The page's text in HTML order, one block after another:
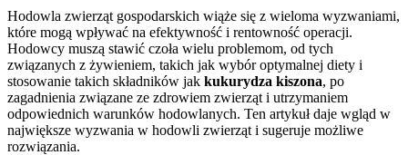
Hodowla zwierząt gospodarskich wiąże się z wieloma wyzwaniami,
które mogą wpływać na efektywność i rentowność operacji.
Hodowcy muszą stawić czoła wielu problemom, od tych
związanych z żywieniem, takich jak wybór optymalnej diety i
stosowanie takich składników jak kukurydza kiszona, po
zagadnienia związane ze zdrowiem zwierząt i utrzymaniem
odpowiednich warunków hodowlanych. Ten artykuł daje wgląd w
największe wyzwania w hodowli zwierząt i sugeruje możliwe
rozwiązania.